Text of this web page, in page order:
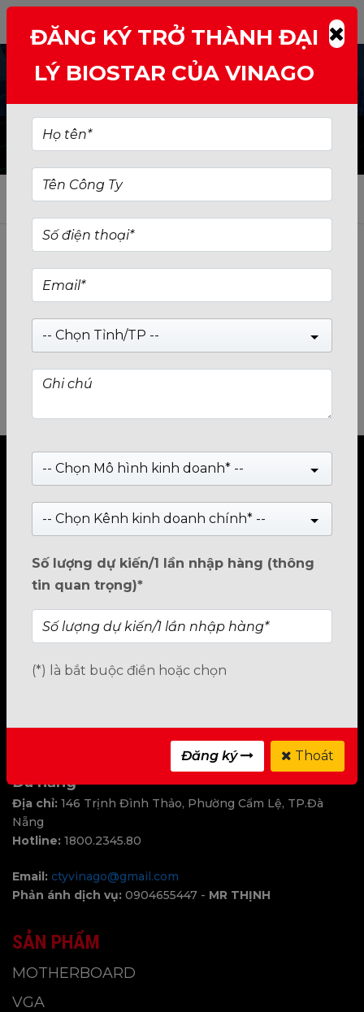
VGA
Trưởng P.Bảo Hành
0768446898
TRUNG TÂM PP & BH BIOSTAR VIỆT
NAM
Hà Nội
Địa chỉ:Số 11BT4-3, KĐT Trung Văn VINACONEX 3,
Đường Trung Thư, Phường Đại Mỗ, TP.Hà Nội
Hotline:1800.2345.80
TP.HCM
Đà nẵng
Địa chỉ: 146 Trịnh Đình Thảo, Phường Cẩm Lệ, TP.Đà
Nẵng
Hotline: 1800.2345.80
Email: ctyvinago@gmail.com
Phản ánh dịch vụ: 0904655447 - MR THỊNH
SẢN PHẨM
MOTHERBOARD
VGA
ĐĂNG KÝ TRỞ THÀNH ĐẠI
LÝ BIOSTAR CỦA VINAGO
-- Chọn Tỉnh/TP --
-- Chọn Mô hình kinh doanh* --
-- Chọn Kênh kinh doanh chính* --
Số lượng dự kiến/1 lần nhập hàng (thông
tin quan trọng)*
(*) là bắt buộc điền hoặc chọn
Đăng ký Thoát